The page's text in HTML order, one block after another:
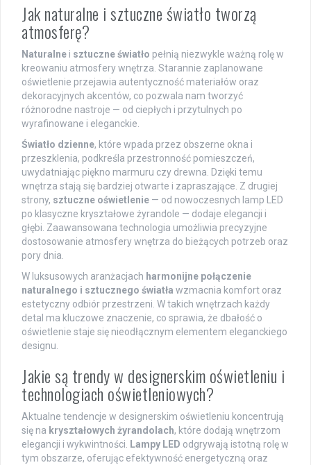
Jak naturalne i sztuczne światło tworzą
atmosferę?
Naturalne i sztuczne światło pełnią niezwykle ważną rolę w
kreowaniu atmosfery wnętrza. Starannie zaplanowane
oświetlenie przejawia autentyczność materiałów oraz
dekoracyjnych akcentów, co pozwala nam tworzyć
różnorodne nastroje — od ciepłych i przytulnych po
wyrafinowane i eleganckie.
Światło dzienne, które wpada przez obszerne okna i
przeszklenia, podkreśla przestronność pomieszczeń,
uwydatniając piękno marmuru czy drewna. Dzięki temu
wnętrza stają się bardziej otwarte i zapraszające. Z drugiej
strony, sztuczne oświetlenie — od nowoczesnych lamp LED
po klasyczne kryształowe żyrandole — dodaje elegancji i
głębi. Zaawansowana technologia umożliwia precyzyjne
dostosowanie atmosfery wnętrza do bieżących potrzeb oraz
pory dnia.
W luksusowych aranżacjach harmonijne połączenie
naturalnego i sztucznego światła wzmacnia komfort oraz
estetyczny odbiór przestrzeni. W takich wnętrzach każdy
detal ma kluczowe znaczenie, co sprawia, że dbałość o
oświetlenie staje się nieodłącznym elementem eleganckiego
designu.
Jakie są trendy w designerskim oświetleniu i
technologiach oświetleniowych?
Aktualne tendencje w designerskim oświetleniu koncentrują
się na kryształowych żyrandolach, które dodają wnętrzom
elegancji i wykwintności. Lampy LED odgrywają istotną rolę w
tym obszarze, oferując efektywność energetyczną oraz